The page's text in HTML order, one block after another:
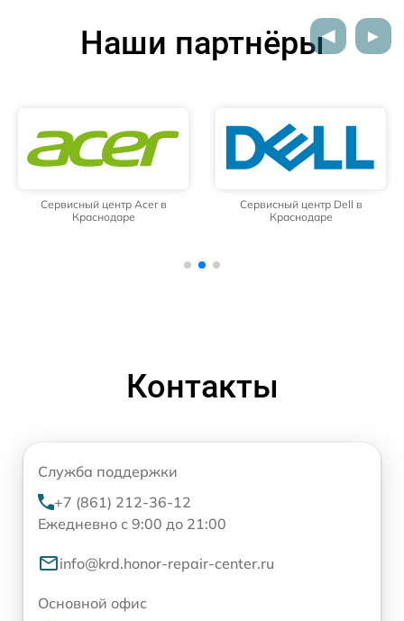
Наши партнёры
Сервисный центр Acer в
Краснодаре
Сервисный центр Dell в
Краснодаре
Контакты
Служба поддержки
+7 (861) 212-36-12
Ежедневно с 9:00 до 21:00
info@krd.honor-repair-center.ru
Основной офис